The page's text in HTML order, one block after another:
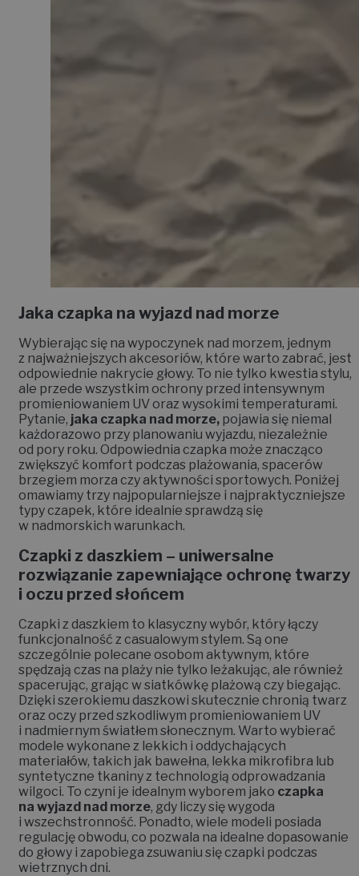
Jaka czapka na wyjazd nad morze
Wybierając się na wypoczynek nad morzem, jednym
z najważniejszych akcesoriów, które warto zabrać, jest
odpowiednie nakrycie głowy. To nie tylko kwestia stylu,
ale przede wszystkim ochrony przed intensywnym
promieniowaniem UV oraz wysokimi temperaturami.
Pytanie, jaka czapka nad morze, pojawia się niemal
każdorazowo przy planowaniu wyjazdu, niezależnie
od pory roku. Odpowiednia czapka może znacząco
zwiększyć komfort podczas plażowania, spacerów
brzegiem morza czy aktywności sportowych. Poniżej
omawiamy trzy najpopularniejsze i najpraktyczniejsze
typy czapek, które idealnie sprawdzą się
w nadmorskich warunkach.
Czapki z daszkiem – uniwersalne
rozwiązanie zapewniające ochronę twarzy
i oczu przed słońcem
Czapki z daszkiem to klasyczny wybór, który łączy
funkcjonalność z casualowym stylem. Są one
szczególnie polecane osobom aktywnym, które
spędzają czas na plaży nie tylko leżakując, ale również
spacerując, grając w siatkówkę plażową czy biegając.
Dzięki szerokiemu daszkowi skutecznie chronią twarz
oraz oczy przed szkodliwym promieniowaniem UV
i nadmiernym światłem słonecznym. Warto wybierać
modele wykonane z lekkich i oddychających
materiałów, takich jak bawełna, lekka mikrofibra lub
syntetyczne tkaniny z technologią odprowadzania
wilgoci. To czyni je idealnym wyborem jako czapka
na wyjazd nad morze, gdy liczy się wygoda
i wszechstronność. Ponadto, wiele modeli posiada
regulację obwodu, co pozwala na idealne dopasowanie
do głowy i zapobiega zsuwaniu się czapki podczas
wietrznych dni.